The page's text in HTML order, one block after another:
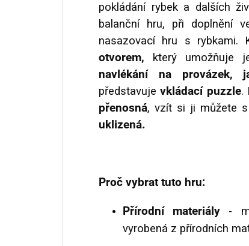
pokládání rybek a dalších
balanční hru, při doplnění
nasazovací hru s rybkami.
otvorem, který umožňuje
navlékání na provázek,
představuje vkládací puzzle.
přenosná, vzít si ji můžete
uklizená.
Proč vybrat tuto hru:
Přírodní materiály -
vyrobená z přírodních